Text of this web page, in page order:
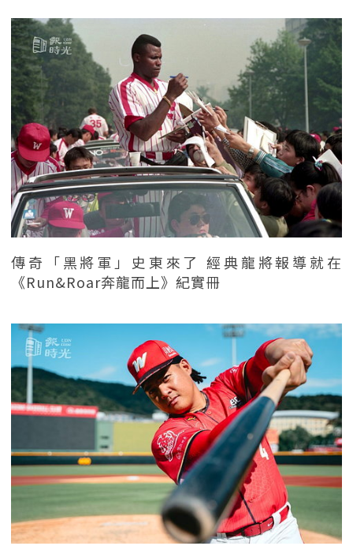
傳奇「黑將軍」史東來了 經典龍將報導就在
《Run&Roar奔龍而上》紀實冊